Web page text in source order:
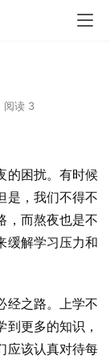
阅读 3
的困扰。有时候
是，我们不得不
，而熬夜也是不
缓解学习压力和
经之路。上学不
更多的知识，
应该认真对待每